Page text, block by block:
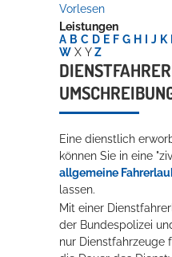
Kultur
Bildung
Wirtschaft
Rathaus
Vorlesen
Leistungen
A B C D E F G H J K
W X Y Z
Eine dienstlich
können Sie in eine
allgemeine
lassen.
Mit einer
der Bundespolizei
nur Dienstfahrzeuge